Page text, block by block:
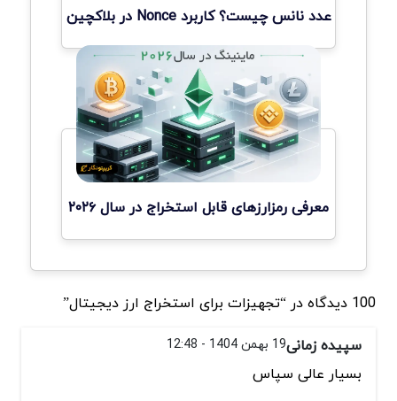
عدد نانس چیست؟ کاربرد Nonce در بلاکچین
معرفی رمزارزهای قابل استخراج در سال ۲۰۲۶
100 دیدگاه در “تجهیزات برای استخراج ارز دیجیتال”
سپیده زمانی19 بهمن 1404 - 12:48
بسیار عالی سپاس